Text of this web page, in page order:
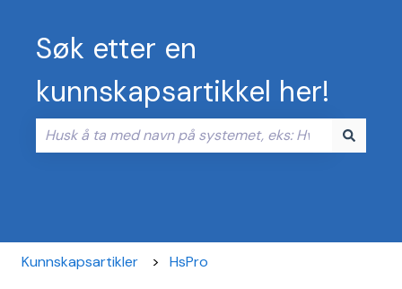
Søk etter en
kunnskapsartikkel her!
Kunnskapsartikler HsPro